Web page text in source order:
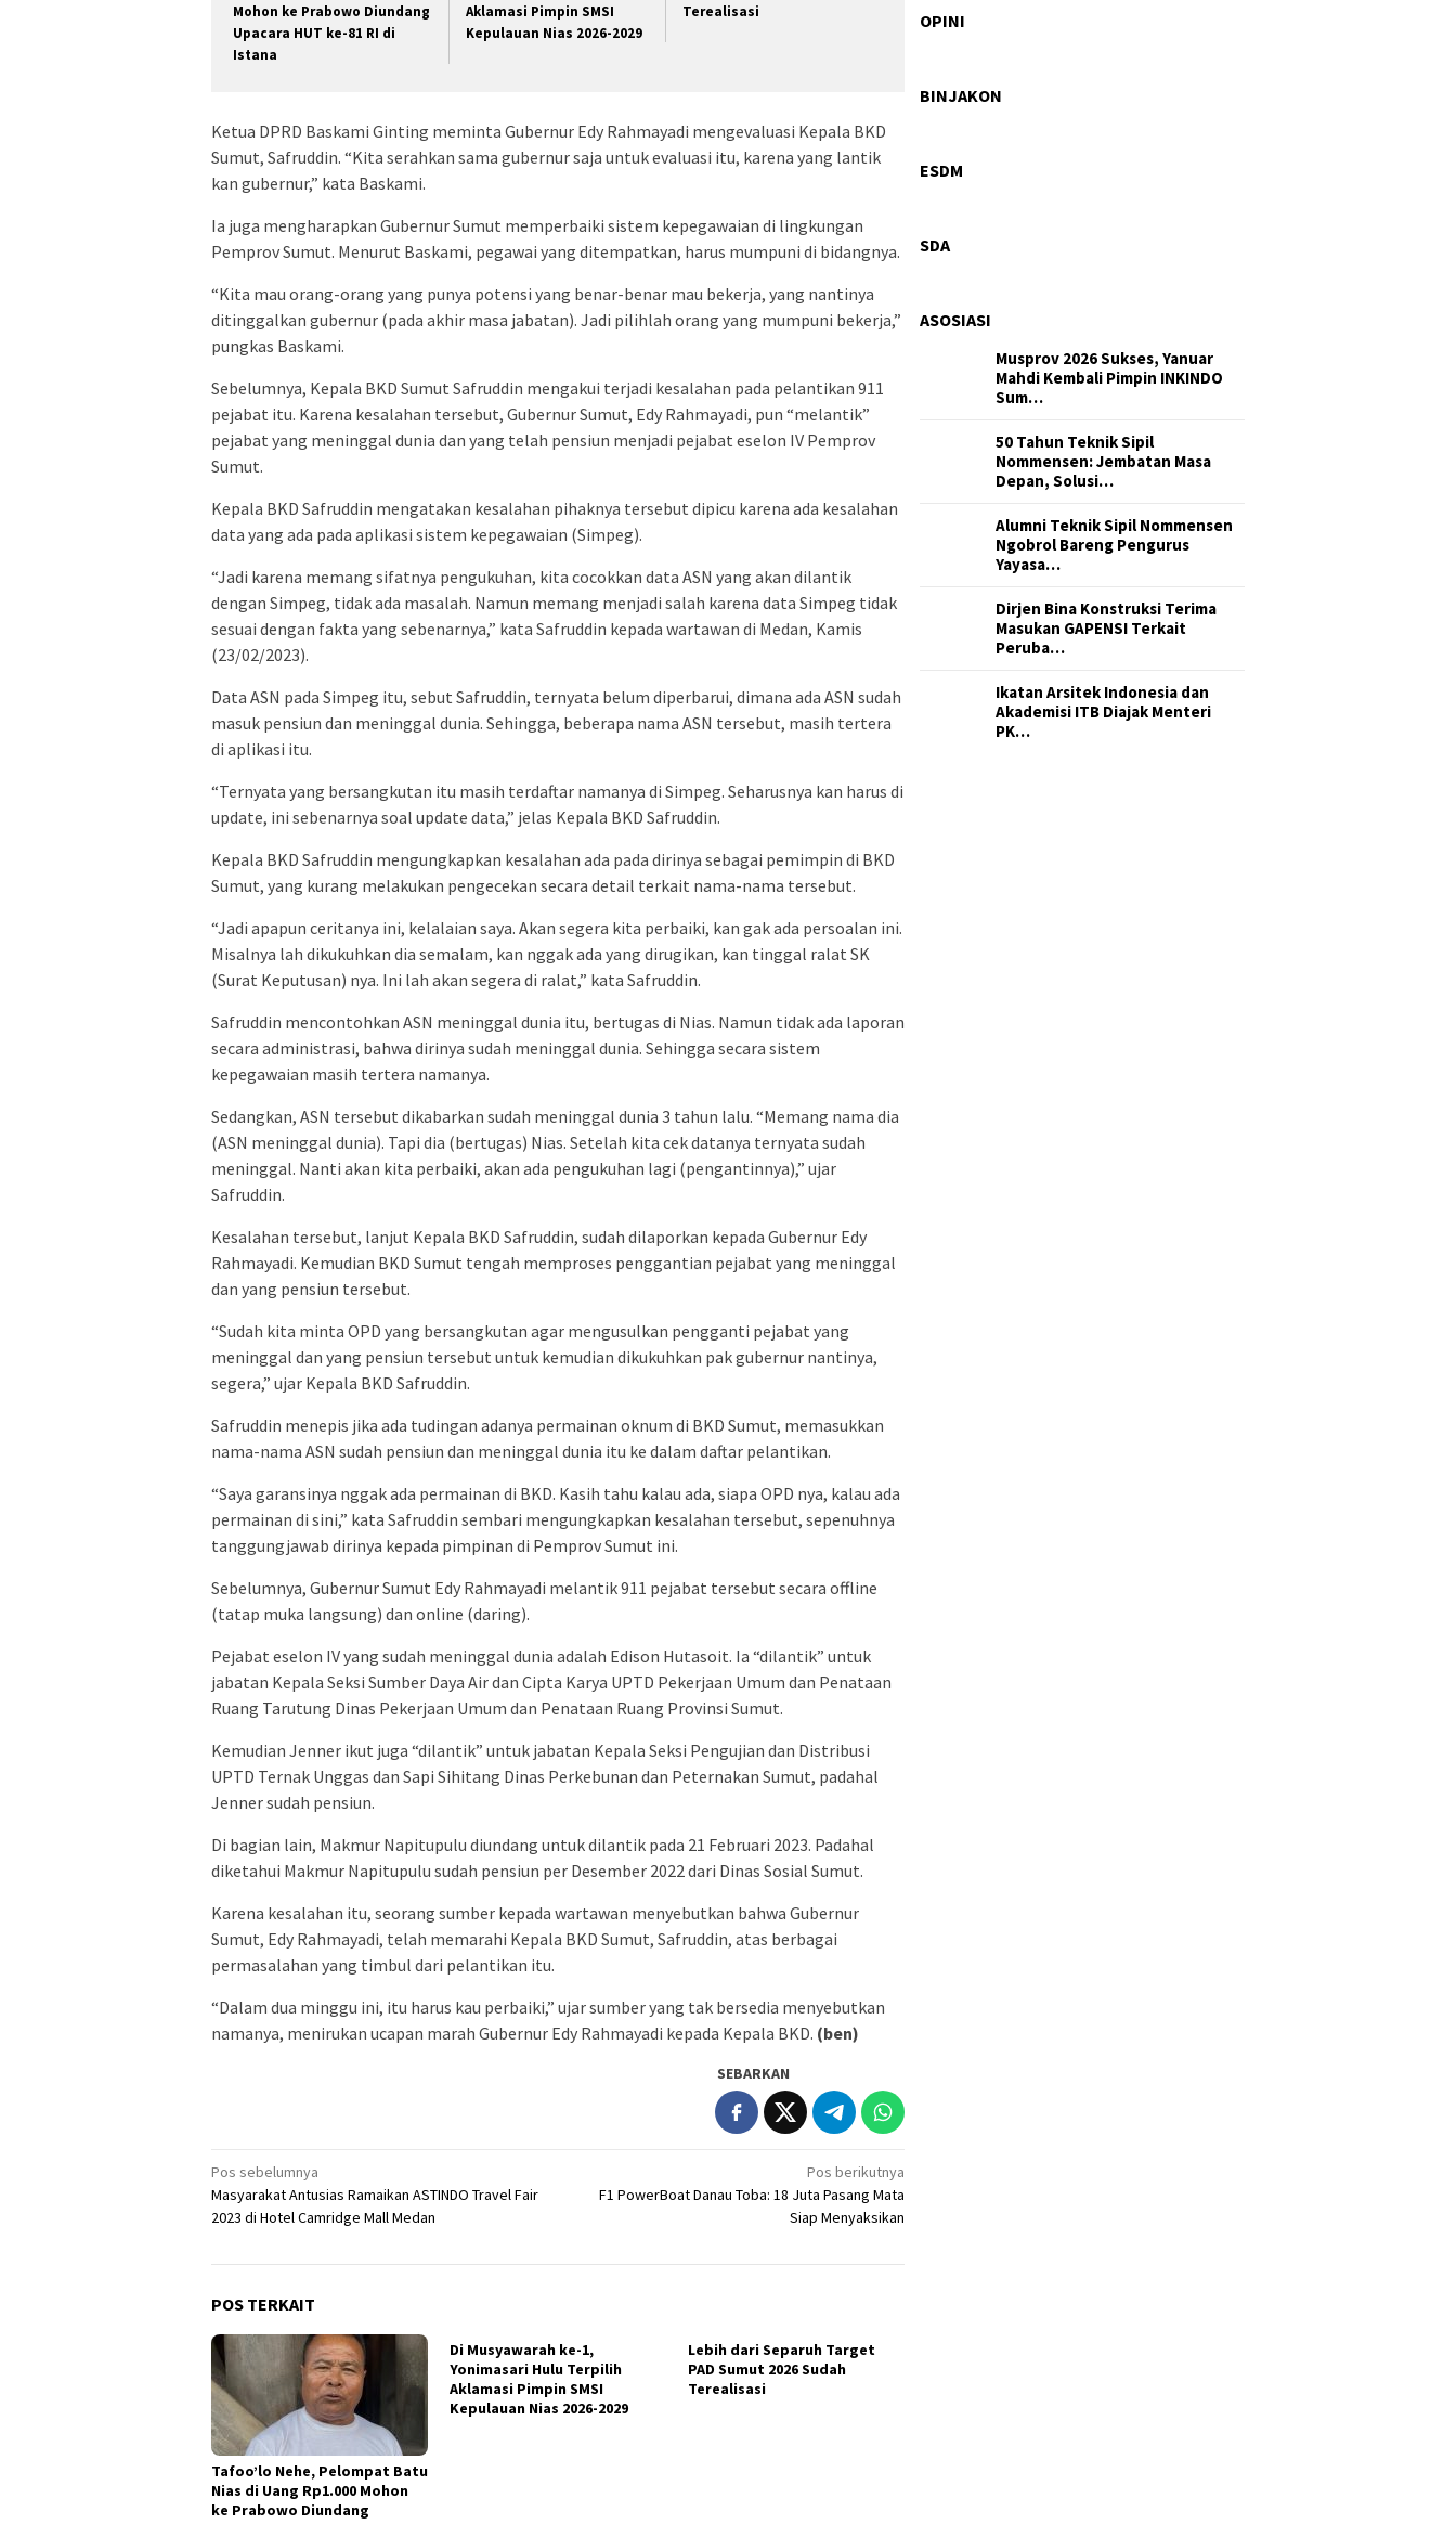
Mohon ke Prabowo Diundang
Upacara HUT ke-81 RI di
Istana
Aklamasi Pimpin SMSI
Kepulauan Nias 2026-2029
Terealisasi
Ketua DPRD Baskami Ginting meminta Gubernur Edy Rahmayadi mengevaluasi Kepala BKD
Sumut, Safruddin. “Kita serahkan sama gubernur saja untuk evaluasi itu, karena yang lantik
kan gubernur,” kata Baskami.
Ia juga mengharapkan Gubernur Sumut memperbaiki sistem kepegawaian di lingkungan
Pemprov Sumut. Menurut Baskami, pegawai yang ditempatkan, harus mumpuni di bidangnya.
“Kita mau orang-orang yang punya potensi yang benar-benar mau bekerja, yang nantinya
ditinggalkan gubernur (pada akhir masa jabatan). Jadi pilihlah orang yang mumpuni bekerja,”
pungkas Baskami.
Sebelumnya, Kepala BKD Sumut Safruddin mengakui terjadi kesalahan pada pelantikan 911
pejabat itu. Karena kesalahan tersebut, Gubernur Sumut, Edy Rahmayadi, pun “melantik”
pejabat yang meninggal dunia dan yang telah pensiun menjadi pejabat eselon IV Pemprov
Sumut.
Kepala BKD Safruddin mengatakan kesalahan pihaknya tersebut dipicu karena ada kesalahan
data yang ada pada aplikasi sistem kepegawaian (Simpeg).
“Jadi karena memang sifatnya pengukuhan, kita cocokkan data ASN yang akan dilantik
dengan Simpeg, tidak ada masalah. Namun memang menjadi salah karena data Simpeg tidak
sesuai dengan fakta yang sebenarnya,” kata Safruddin kepada wartawan di Medan, Kamis
(23/02/2023).
Data ASN pada Simpeg itu, sebut Safruddin, ternyata belum diperbarui, dimana ada ASN sudah
masuk pensiun dan meninggal dunia. Sehingga, beberapa nama ASN tersebut, masih tertera
di aplikasi itu.
“Ternyata yang bersangkutan itu masih terdaftar namanya di Simpeg. Seharusnya kan harus di
update, ini sebenarnya soal update data,” jelas Kepala BKD Safruddin.
Kepala BKD Safruddin mengungkapkan kesalahan ada pada dirinya sebagai pemimpin di BKD
Sumut, yang kurang melakukan pengecekan secara detail terkait nama-nama tersebut.
“Jadi apapun ceritanya ini, kelalaian saya. Akan segera kita perbaiki, kan gak ada persoalan ini.
Misalnya lah dikukuhkan dia semalam, kan nggak ada yang dirugikan, kan tinggal ralat SK
(Surat Keputusan) nya. Ini lah akan segera di ralat,” kata Safruddin.
Safruddin mencontohkan ASN meninggal dunia itu, bertugas di Nias. Namun tidak ada laporan
secara administrasi, bahwa dirinya sudah meninggal dunia. Sehingga secara sistem
kepegawaian masih tertera namanya.
Sedangkan, ASN tersebut dikabarkan sudah meninggal dunia 3 tahun lalu. “Memang nama dia
(ASN meninggal dunia). Tapi dia (bertugas) Nias. Setelah kita cek datanya ternyata sudah
meninggal. Nanti akan kita perbaiki, akan ada pengukuhan lagi (pengantinnya),” ujar
Safruddin.
Kesalahan tersebut, lanjut Kepala BKD Safruddin, sudah dilaporkan kepada Gubernur Edy
Rahmayadi. Kemudian BKD Sumut tengah memproses penggantian pejabat yang meninggal
dan yang pensiun tersebut.
“Sudah kita minta OPD yang bersangkutan agar mengusulkan pengganti pejabat yang
meninggal dan yang pensiun tersebut untuk kemudian dikukuhkan pak gubernur nantinya,
segera,” ujar Kepala BKD Safruddin.
Safruddin menepis jika ada tudingan adanya permainan oknum di BKD Sumut, memasukkan
nama-nama ASN sudah pensiun dan meninggal dunia itu ke dalam daftar pelantikan.
“Saya garansinya nggak ada permainan di BKD. Kasih tahu kalau ada, siapa OPD nya, kalau ada
permainan di sini,” kata Safruddin sembari mengungkapkan kesalahan tersebut, sepenuhnya
tanggungjawab dirinya kepada pimpinan di Pemprov Sumut ini.
Sebelumnya, Gubernur Sumut Edy Rahmayadi melantik 911 pejabat tersebut secara offline
(tatap muka langsung) dan online (daring).
Pejabat eselon IV yang sudah meninggal dunia adalah Edison Hutasoit. Ia “dilantik” untuk
jabatan Kepala Seksi Sumber Daya Air dan Cipta Karya UPTD Pekerjaan Umum dan Penataan
Ruang Tarutung Dinas Pekerjaan Umum dan Penataan Ruang Provinsi Sumut.
Kemudian Jenner ikut juga “dilantik” untuk jabatan Kepala Seksi Pengujian dan Distribusi
UPTD Ternak Unggas dan Sapi Sihitang Dinas Perkebunan dan Peternakan Sumut, padahal
Jenner sudah pensiun.
Di bagian lain, Makmur Napitupulu diundang untuk dilantik pada 21 Februari 2023. Padahal
diketahui Makmur Napitupulu sudah pensiun per Desember 2022 dari Dinas Sosial Sumut.
Karena kesalahan itu, seorang sumber kepada wartawan menyebutkan bahwa Gubernur
Sumut, Edy Rahmayadi, telah memarahi Kepala BKD Sumut, Safruddin, atas berbagai
permasalahan yang timbul dari pelantikan itu.
“Dalam dua minggu ini, itu harus kau perbaiki,” ujar sumber yang tak bersedia menyebutkan
namanya, menirukan ucapan marah Gubernur Edy Rahmayadi kepada Kepala BKD. (ben)
SEBARKAN
Navigasi
pos
Pos sebelumnya
Masyarakat Antusias Ramaikan ASTINDO Travel Fair
2023 di Hotel Camridge Mall Medan
Pos berikutnya
F1 PowerBoat Danau Toba: 18 Juta Pasang Mata
Siap Menyaksikan
POS TERKAIT
Tafoo’lo Nehe, Pelompat Batu
Nias di Uang Rp1.000 Mohon
ke Prabowo Diundang
Di Musyawarah ke-1,
Yonimasari Hulu Terpilih
Aklamasi Pimpin SMSI
Kepulauan Nias 2026-2029
Lebih dari Separuh Target
PAD Sumut 2026 Sudah
Terealisasi
OPINILayanan Kesehatan: DPRD Samo…
BINJAKON
Bertemunya Perdagangan, Invest…
ESDMGalian C Ilegal di Sipiong…
SDAPastikan Peningkatan Saluran Iri…
ASOSIASI
Musprov 2026 Sukses, Yanuar
Mahdi Kembali Pimpin INKINDO
Sum…
50 Tahun Teknik Sipil
Nommensen: Jembatan Masa
Depan, Solusi…
Alumni Teknik Sipil Nommensen
Ngobrol Bareng Pengurus
Yayasa…
Dirjen Bina Konstruksi Terima
Masukan GAPENSI Terkait
Peruba…
Ikatan Arsitek Indonesia dan
Akademisi ITB Diajak Menteri
PK…